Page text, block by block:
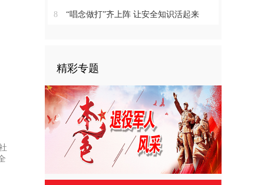
8 “唱念做打”齐上阵 让安全知识活起来
精彩专题